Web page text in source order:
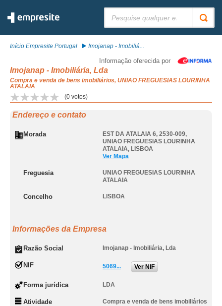
Início Empresite Portugal Imojanap - Imobiliá...
Informação oferecida por
Imojanap - Imobiliária, Lda
Compra e venda de bens imobiliários, UNIAO FREGUESIAS LOURINHA
ATALAIA
(0 votos)
Endereço e contato
Morada EST DA ATALAIA 6, 2530-009,
UNIAO FREGUESIAS LOURINHA
ATALAIA, LISBOA
Ver Mapa
Freguesia
UNIAO FREGUESIAS LOURINHA
ATALAIA
Concelho LISBOA
Informações da Empresa
Razão Social Imojanap - Imobiliária, Lda
NIF 5069... Ver NIF
Forma jurídica LDA
Atividade Compra e venda de bens imobiliários